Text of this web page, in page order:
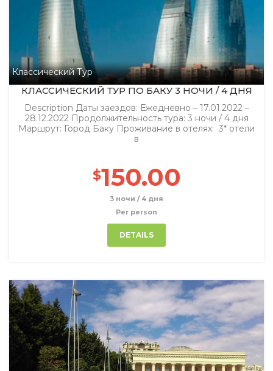
Классический Тур
КЛАССИЧЕСКИЙ ТУР ПО БАКУ 3 НОЧИ / 4 ДНЯ
Description Даты заездов: Ежедневно – 17.01.2022 –
28.12.2022 Продолжительность тура: 3 ночи / 4 дня
Маршрут: Город Баку Проживание в отелях: 3* отели
в
$150.00
3 ночи / 4 дня
Per person
DETAILS